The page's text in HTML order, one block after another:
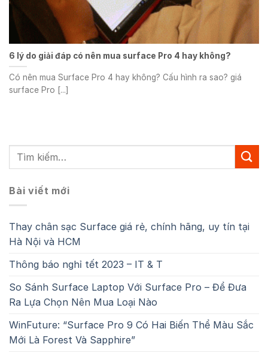
6 lý do giải đáp có nên mua surface Pro 4 hay không?
Có nên mua Surface Pro 4 hay không? Cấu hình ra sao? giá
surface Pro [...]
Bài viết mới
Thay chân sạc Surface giá rẻ, chính hãng, uy tín tại
Hà Nội và HCM
Thông báo nghỉ tết 2023 – IT & T
So Sánh Surface Laptop Với Surface Pro – Để Đưa
Ra Lựa Chọn Nên Mua Loại Nào
WinFuture: “Surface Pro 9 Có Hai Biến Thể Màu Sắc
Mới Là Forest Và Sapphire”